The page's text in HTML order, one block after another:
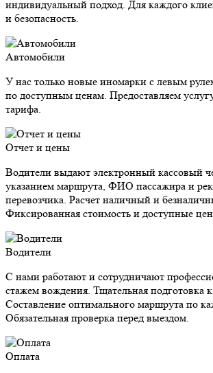
индивидуальный подход. Для каждого
и безопасность.
Автомобили
У нас только новые иномарки с левым
по доступным ценам. Предоставляем
тарифа.
Отчет и цены
Водители выдают электронный кассовый
указанием маршрута, ФИО пассажира и
перевозчика. Расчет наличный и
Фиксированная стоимость и доступные
Водители
С нами работают и сотрудничают
стажем вождения. Тщательная подготовка
Составление оптимального маршрута по
Обязательная проверка перед выездом.
Оплата